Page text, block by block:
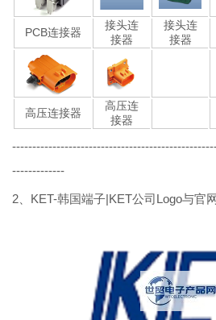
PCB连接器
接头连
接器
接头连
接器
高压连接器
高压连
接器
-------------
2、KET-韩国端子|KET公司Logo与官